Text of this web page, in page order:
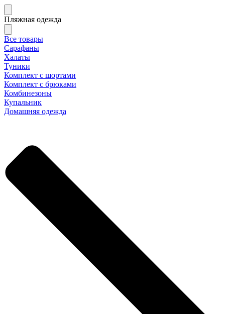
Пляжная одежда
Все товары
Сарафаны
Халаты
Туники
Комплект с шортами
Комплект с брюками
Комбинезоны
Купальник
Домашняя одежда